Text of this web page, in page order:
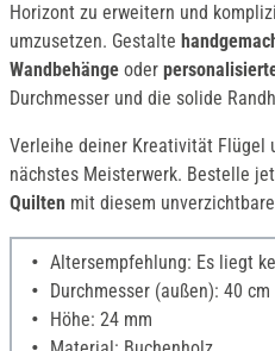
Horizont zu erweitern und
umzusetzen. Gestalte
Wandbehänge oder
Durchmesser und die solide
Verleihe deiner Kreativität Flügel
nächstes Meisterwerk. Bestelle
Quilten mit diesem
Altersempfehlung: Es liegt
Durchmesser (außen): 40 cm
Höhe: 24 mm